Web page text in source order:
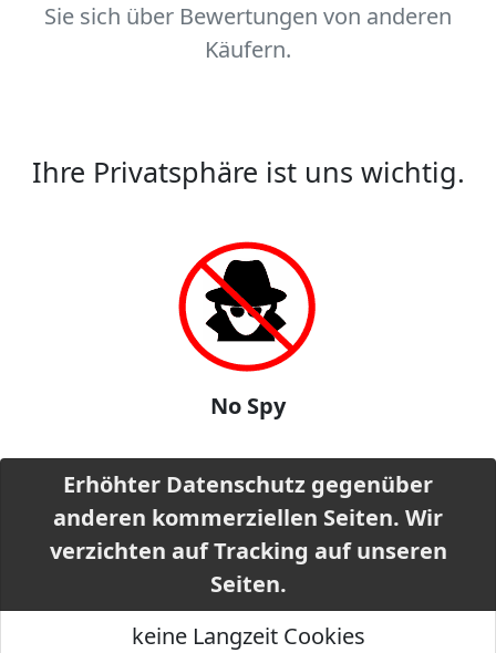
Sie sich über Bewertungen von anderen
Käufern.
Ihre Privatsphäre ist uns wichtig.
No Spy
Erhöhter Datenschutz gegenüber
anderen kommerziellen Seiten. Wir
verzichten auf Tracking auf unseren
Seiten.
keine Langzeit Cookies